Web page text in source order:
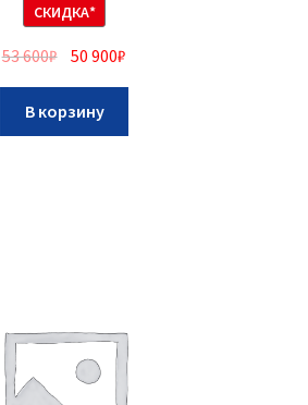
СКИДКА*
53 600₽ 50 900₽
В корзину